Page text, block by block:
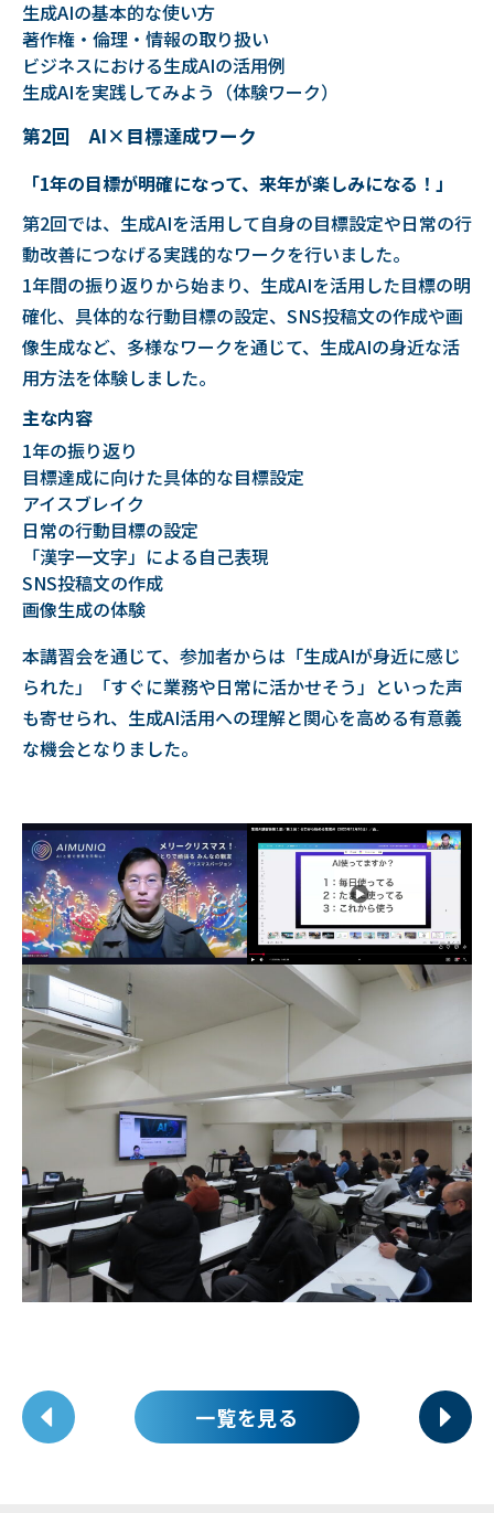
生成AIの基本的な使い方
著作権・倫理・情報の取り扱い
ビジネスにおける生成AIの活用例
生成AIを実践してみよう（体験ワーク）
第2回 AI×目標達成ワーク
「1年の目標が明確になって、来年が楽しみになる！」
第2回では、生成AIを活用して自身の目標設定や日常の行
動改善につなげる実践的なワークを行いました。
1年間の振り返りから始まり、生成AIを活用した目標の明
確化、具体的な行動目標の設定、SNS投稿文の作成や画
像生成など、多様なワークを通じて、生成AIの身近な活
用方法を体験しました。
主な内容
1年の振り返り
目標達成に向けた具体的な目標設定
アイスブレイク
日常の行動目標の設定
「漢字一文字」による自己表現
SNS投稿文の作成
画像生成の体験
本講習会を通じて、参加者からは「生成AIが身近に感じ
られた」「すぐに業務や日常に活かせそう」といった声
も寄せられ、生成AI活用への理解と関心を高める有意義
な機会となりました。
一覧を見る